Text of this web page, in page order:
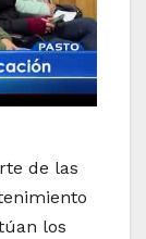
de las
los